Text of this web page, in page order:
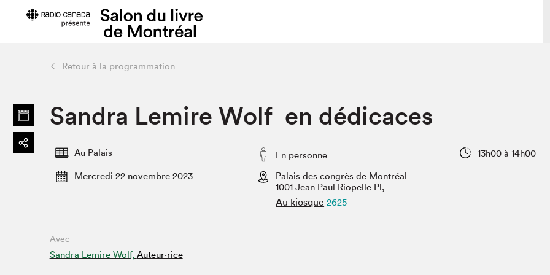
Horaires et tarifs
Se rendre au Salon
Restauration
Programmation
SLM PRO
Liste des exposant·e·s
Liste des auteur·rice·s
Programmation dans la ville
Vidéos et balados
Projets partenaires
Retour à la programmation
Sandra Lemire Wolf en dédicaces
Au Palais En personne
13h00 à 14h00
Mercredi 22 novembre 2023
Palais des congrès de Montréal
1001 Jean Paul Riopelle Pl,
Au kiosque 2625
Avec
Sandra Lemire Wolf, Auteur·rice